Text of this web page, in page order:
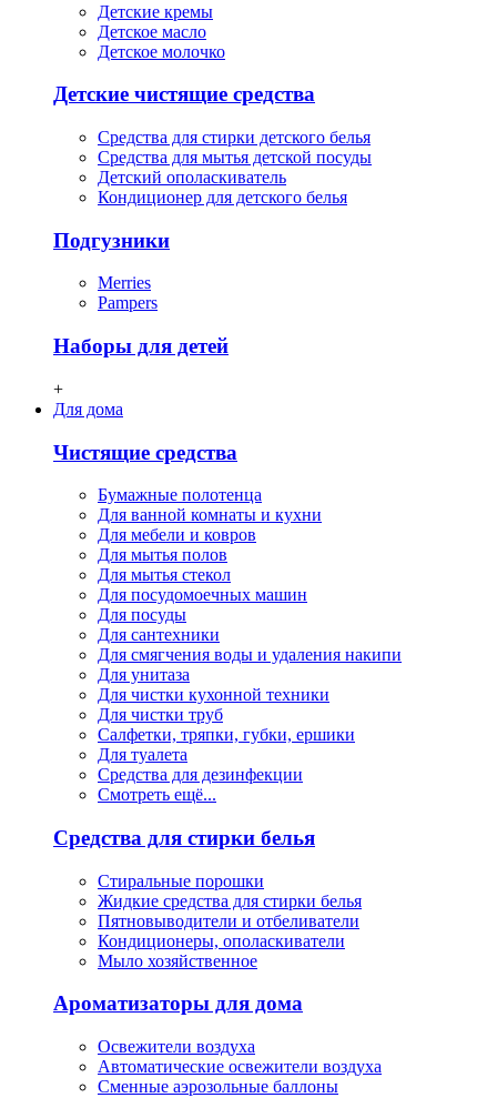
Детские кремы
Детское масло
Детское молочко
Детские чистящие средства
Средства для стирки детского белья
Средства для мытья детской посуды
Детский ополаскиватель
Кондиционер для детского белья
Подгузники
Merries
Pampers
Наборы для детей
+
Для дома
Чистящие средства
Бумажные полотенца
Для ванной комнаты и кухни
Для мебели и ковров
Для мытья полов
Для мытья стекол
Для посудомоечных машин
Для посуды
Для сантехники
Для смягчения воды и удаления накипи
Для унитаза
Для чистки кухонной техники
Для чистки труб
Салфетки, тряпки, губки, ершики
Для туалета
Средства для дезинфекции
Смотреть ещё...
Средства для стирки белья
Стиральные порошки
Жидкие средства для стирки белья
Пятновыводители и отбеливатели
Кондиционеры, ополаскиватели
Мыло хозяйственное
Ароматизаторы для дома
Освежители воздуха
Автоматические освежители воздуха
Сменные аэрозольные баллоны